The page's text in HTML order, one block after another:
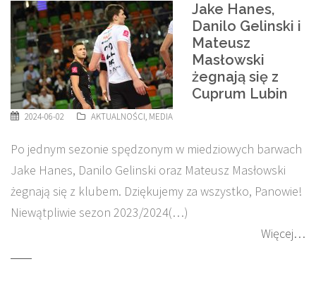
Jake Hanes,
Danilo Gelinski i
Mateusz
Masłowski
żegnają się z
Cuprum Lubin
2024-06-02 AKTUALNOŚCI, MEDIA
Po jednym sezonie spędzonym w miedziowych barwach
Jake Hanes, Danilo Gelinski oraz Mateusz Masłowski
żegnają się z klubem. Dziękujemy za wszystko, Panowie!
Niewątpliwie sezon 2023/2024(…)
Więcej…